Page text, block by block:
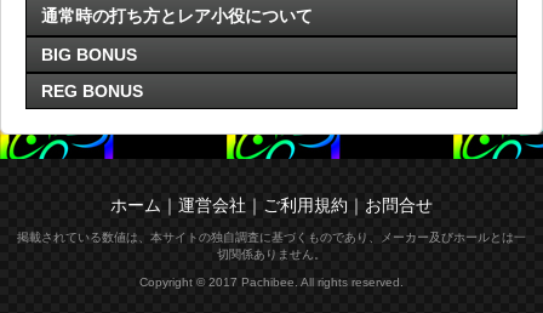
通常時の打ち方とレア小役について
BIG BONUS
REG BONUS
ホーム ｜ 運営会社 ｜ ご利用規約 ｜ お問合せ
掲載されている数値は、本サイトの独自調査に基づくものであり、メーカー及びホールとは一
切関係ありません。
Copyright © 2017 Pachibee. All rights reserved.